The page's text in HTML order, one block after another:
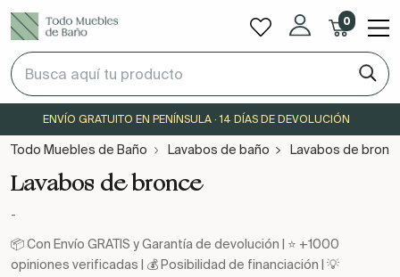
0
ENVÍO GRATUITO EN PENÍNSULA · 14 DÍAS DE DEVOLUCIÓN
Todo Muebles de Baño Lavabos de baño Lavabos de
Lavabos de bronce
-
📦 Con Envío GRATIS y Garantía de devolución | ⭐ +1000
opiniones verificadas | 💰 Posibilidad de financiación | 💡